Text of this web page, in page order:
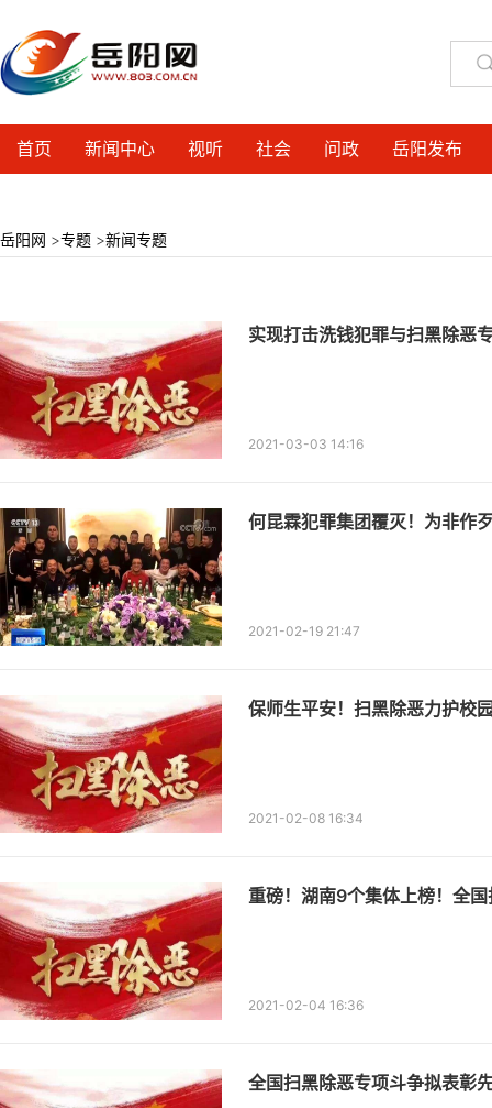
首页 新闻中心 视听 社会 问政 岳阳发布
岳阳网 >专题 >新闻专题
实现打击洗钱犯罪与扫黑除恶
2021-03-03 14:16
何昆霖犯罪集团覆灭！为非作
2021-02-19 21:47
保师生平安！扫黑除恶力护校
2021-02-08 16:34
重磅！湖南9个集体上榜！全
2021-02-04 16:36
全国扫黑除恶专项斗争拟表彰